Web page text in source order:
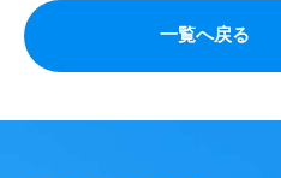
一覧へ戻る